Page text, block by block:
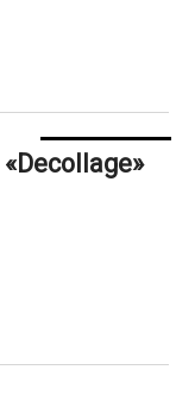
Decollage